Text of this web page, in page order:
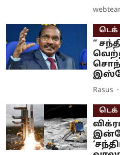
டெக்
“
Rasus
டெக்